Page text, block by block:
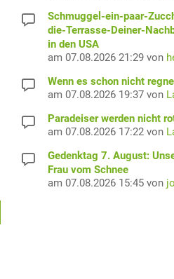
Schmuggel-ein-paar-
die-Terrasse-Deiner-
in den USA
am 07.08.2026 21:29 von
Wenn es schon nicht
am 07.08.2026 19:37 von
Paradeiser werden nicht
am 07.08.2026 17:22 von
Gedenktag 7. August:
Frau vom Schnee
am 07.08.2026 15:45 von